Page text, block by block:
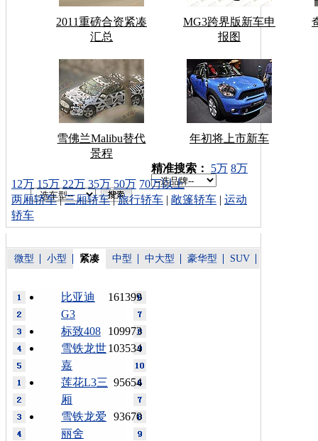
2011重磅合资紧凑
汇总
MG3跨界版新车申
报图
雪佛兰Malibu替代
景程
年初将上市新车
车型搜索：
精准搜索： 5万 8万
12万 15万 22万 35万 50万 70万以上
两厢轿车|三厢轿车|旅行轿车 | 敞篷轿车 | 运动
轿车
微型 小型 紧凑 中型 中大型 豪华型 SUV
161399
比亚迪
G3
109973
标致408
103534
雪铁龙世
嘉
95654
莲花L3三
厢
93670
雪铁龙爱
丽舍